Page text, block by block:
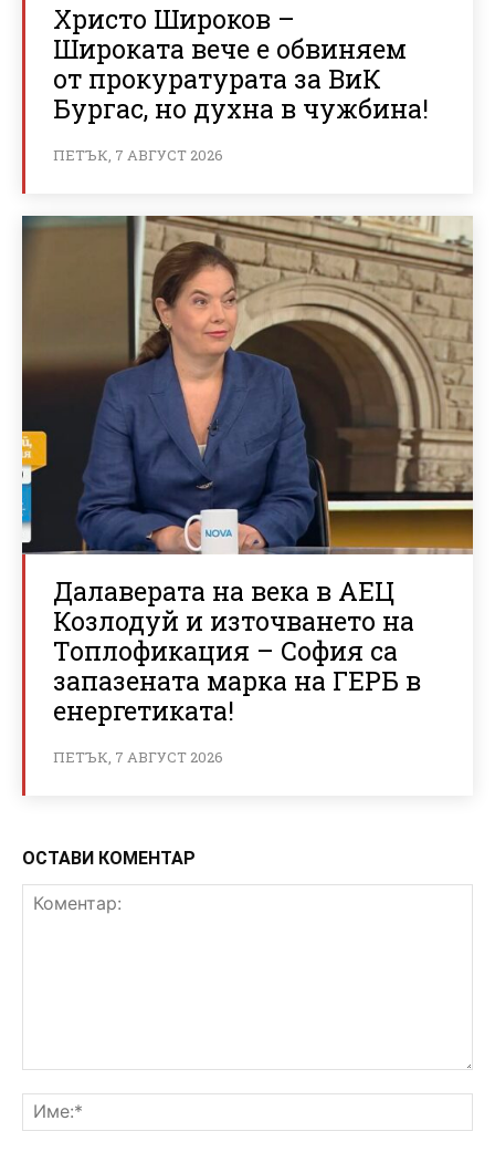
Христо Широков –
Широката вече е обвиняем
от прокуратурата за ВиК
Бургас, но духна в чужбина!
ПЕТЪК, 7 АВГУСТ 2026
Далаверата на века в АЕЦ
Козлодуй и източването на
Топлофикация – София са
запазената марка на ГЕРБ в
енергетиката!
ПЕТЪК, 7 АВГУСТ 2026
ОСТАВИ КОМЕНТАР